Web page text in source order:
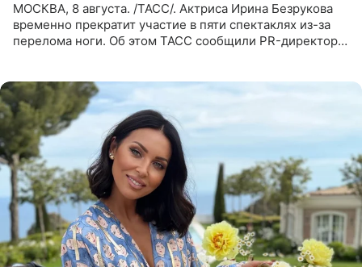
МОСКВА, 8 августа. /ТАСС/. Актриса Ирина Безрукова
временно прекратит участие в пяти спектаклях из-за
перелома ноги. Об этом ТАСС сообщили PR-директор